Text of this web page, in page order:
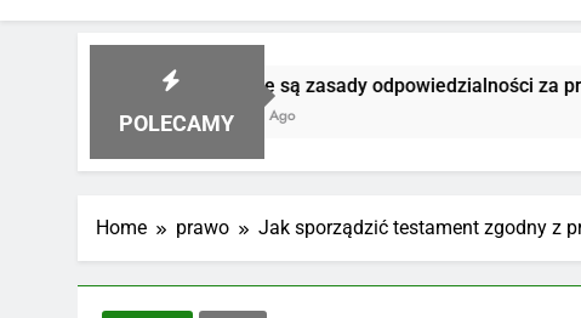
POLECAMY
Jakie są zasady odpowiedzialności za produkt
4 Dni Ago
Home prawo Jak sporządzić testament zgodny z